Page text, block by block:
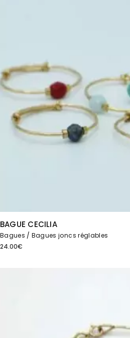
BAGUE CECILIA
Bagues
Bagues joncs réglables
24.00€